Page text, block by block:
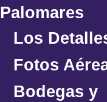
Palomares
Los
Fotos
Bodegas y